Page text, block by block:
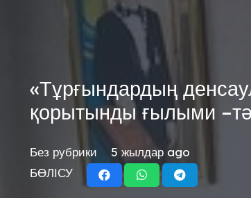
«Тұрғындардың
қорытынды ғылыми
Без рубрики
5 жылдар ago
БӨЛІСУ